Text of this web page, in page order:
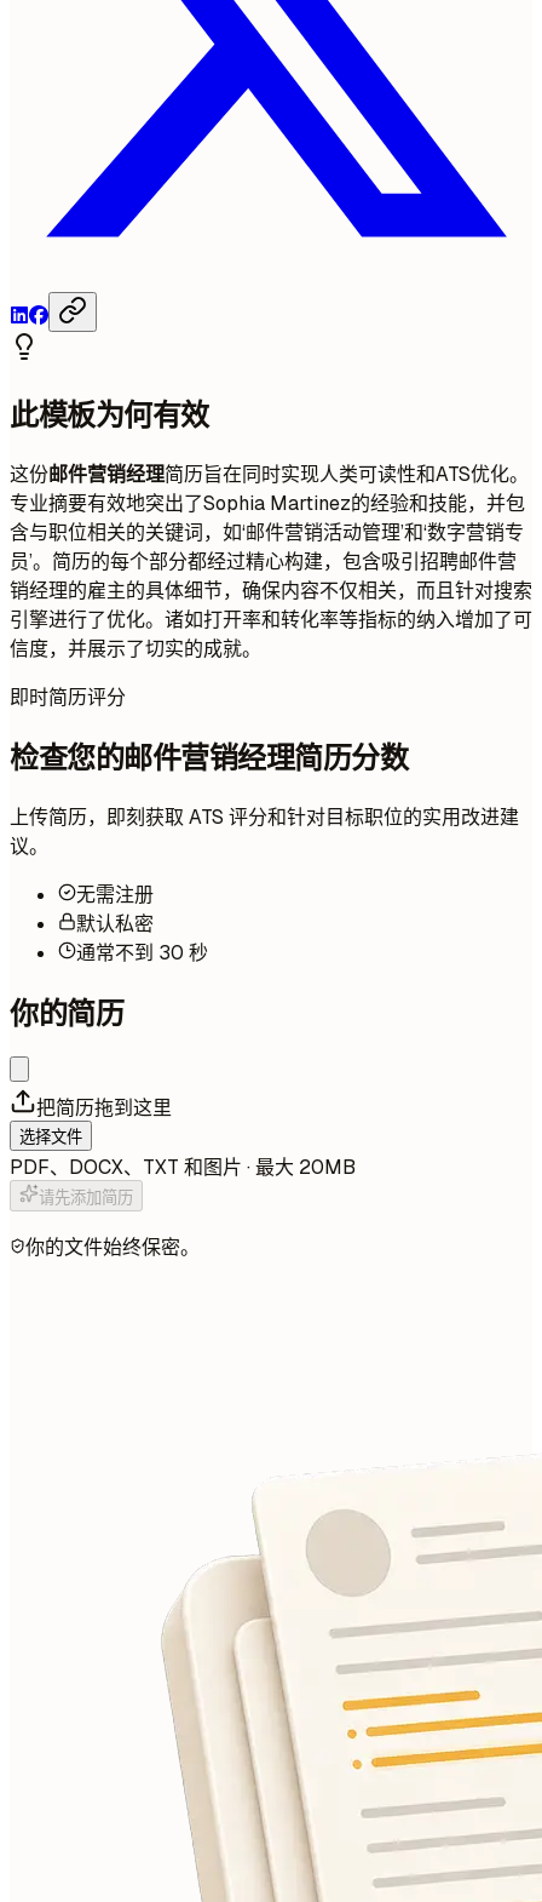
此模板为何有效
这份邮件营销经理简历旨在同时实现人类可读性和ATS优化。
专业摘要有效地突出了Sophia Martinez的经验和技能，并包
含与职位相关的关键词，如‘邮件营销活动管理’和‘数字营销专
员’。简历的每个部分都经过精心构建，包含吸引招聘邮件营
销经理的雇主的具体细节，确保内容不仅相关，而且针对搜索
引擎进行了优化。诸如打开率和转化率等指标的纳入增加了可
信度，并展示了切实的成就。
即时简历评分
检查您的邮件营销经理简历分数
上传简历，即刻获取 ATS 评分和针对目标职位的实用改进建
议。
无需注册
默认私密
通常不到 30 秒
你的简历
把简历拖到这里
选择文件
PDF、DOCX、TXT 和图片 · 最大 20MB
请先添加简历
你的文件始终保密。